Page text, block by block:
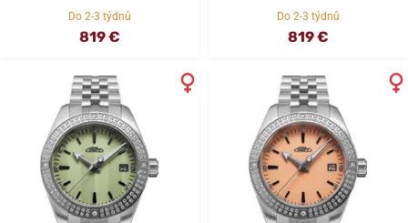
Do 2-3 týdnů
819 €
Do 2-3 týdnů
819 €